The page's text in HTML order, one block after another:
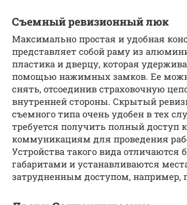
Съемный ревизионный люк
Максимально простая и удобная
представляет собой раму из
пластика и дверцу, которая
помощью нажимных замков. Ее
снять, отсоединив страховочную
внутренней стороны. Скрытый
съемного типа очень удобен в тех
требуется получить полный доступ к
коммуникациям для проведения
Устройства такого вида
габаритами и устанавливаются
затрудненным доступом, например,